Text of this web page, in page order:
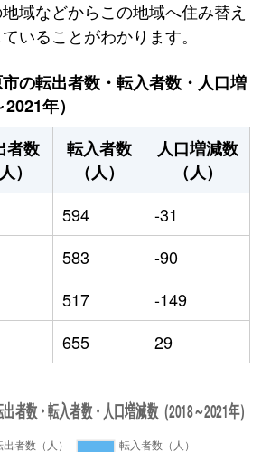
域などからこの地域へ住み替え
いることがわかります。
の転出者数・転入者数・人口増
年）
者数
）
転入者数
（人）
人口増減数
（人）
594
-31
583
-90
517
-149
655 29